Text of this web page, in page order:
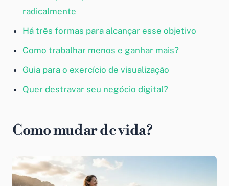
radicalmente
Há três formas para alcançar esse objetivo
Como trabalhar menos e ganhar mais?
Guia para o exercício de visualização
Quer destravar seu negócio digital?
Como mudar de vida?